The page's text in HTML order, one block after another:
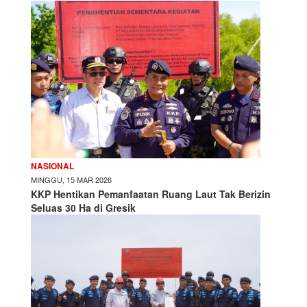
NASIONAL
MINGGU, 15 MAR 2026
KKP Hentikan Pemanfaatan Ruang Laut Tak Berizin
Seluas 30 Ha di Gresik